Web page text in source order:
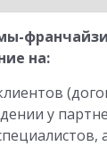
на:
у